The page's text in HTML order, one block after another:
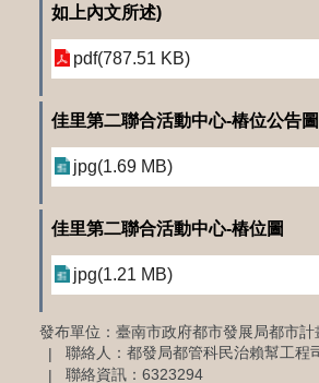
如上內文所述)
pdf(787.51 KB)
佳里第二聯合活動中心-樁位公告圖
jpg(1.69 MB)
佳里第二聯合活動中心-樁位圖
jpg(1.21 MB)
發布單位：臺南市政府都市發展局都市計
聯絡人：都發局都管科民治賴幫工程
聯絡資訊：6323294